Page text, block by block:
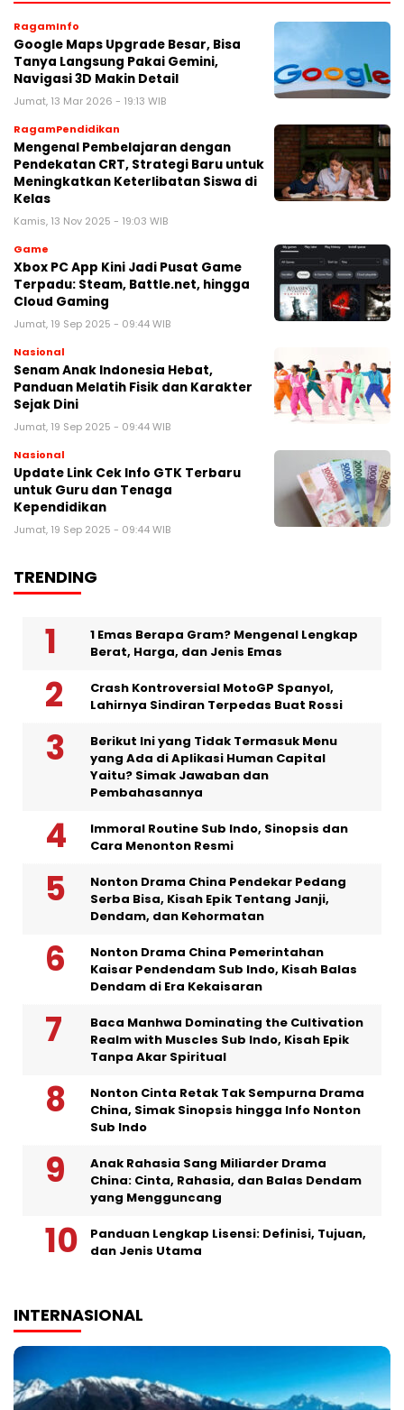
RagamInfo
Google Maps Upgrade Besar, Bisa
Tanya Langsung Pakai Gemini,
Navigasi 3D Makin Detail
Jumat, 13 Mar 2026 - 19:13 WIB
RagamPendidikan
Mengenal Pembelajaran dengan
Pendekatan CRT, Strategi Baru untuk
Meningkatkan Keterlibatan Siswa di
Kelas
Kamis, 13 Nov 2025 - 19:03 WIB
Game
Xbox PC App Kini Jadi Pusat Game
Terpadu: Steam, Battle.net, hingga
Cloud Gaming
Jumat, 19 Sep 2025 - 09:44 WIB
Nasional
Senam Anak Indonesia Hebat,
Panduan Melatih Fisik dan Karakter
Sejak Dini
Jumat, 19 Sep 2025 - 09:44 WIB
Nasional
Update Link Cek Info GTK Terbaru
untuk Guru dan Tenaga
Kependidikan
Jumat, 19 Sep 2025 - 09:44 WIB
TRENDING
1 Emas Berapa Gram? Mengenal Lengkap
Berat, Harga, dan Jenis Emas
Crash Kontroversial MotoGP Spanyol,
Lahirnya Sindiran Terpedas Buat Rossi
Berikut Ini yang Tidak Termasuk Menu
yang Ada di Aplikasi Human Capital
Yaitu? Simak Jawaban dan
Pembahasannya
Immoral Routine Sub Indo, Sinopsis dan
Cara Menonton Resmi
Nonton Drama China Pendekar Pedang
Serba Bisa, Kisah Epik Tentang Janji,
Dendam, dan Kehormatan
Nonton Drama China Pemerintahan
Kaisar Pendendam Sub Indo, Kisah Balas
Dendam di Era Kekaisaran
Baca Manhwa Dominating the Cultivation
Realm with Muscles Sub Indo, Kisah Epik
Tanpa Akar Spiritual
Nonton Cinta Retak Tak Sempurna Drama
China, Simak Sinopsis hingga Info Nonton
Sub Indo
Anak Rahasia Sang Miliarder Drama
China: Cinta, Rahasia, dan Balas Dendam
yang Mengguncang
Panduan Lengkap Lisensi: Definisi, Tujuan,
dan Jenis Utama
INTERNASIONAL